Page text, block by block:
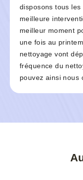
disposons tous
meilleure
meilleur moment
une fois au
nettoyage vont
fréquence du
pouvez ainsi nous